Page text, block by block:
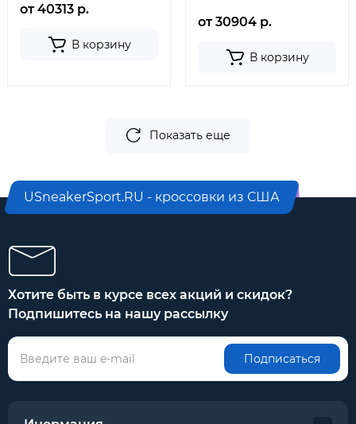
от 40313 р.
В корзину
от 30904 р.
В корзину
Показать еще
USneakerSport.RU - кроссовки из США
Хотите быть в курсе всех акций и скидок?
Подпишитесь на нашу рассылку
Подписаться